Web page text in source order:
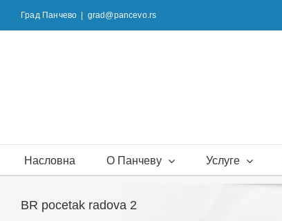
content
Град Панчево grad@pancevo.rs
Насловна О Панчеву Услуге
BR pocetak radova 2